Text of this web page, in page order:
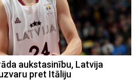
aukstasinību, Latvija
pret Itāliju